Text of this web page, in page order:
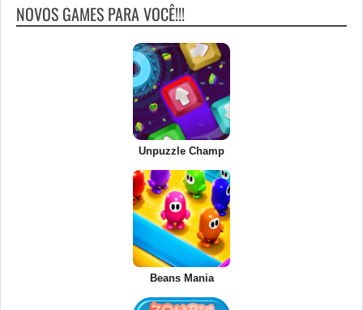
NOVOS GAMES PARA VOCÊ!!!
Unpuzzle Champ
Beans Mania